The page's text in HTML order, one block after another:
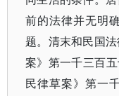
前的法律并无明
题。清末和民国
案》第一千三百
民律草案》第一